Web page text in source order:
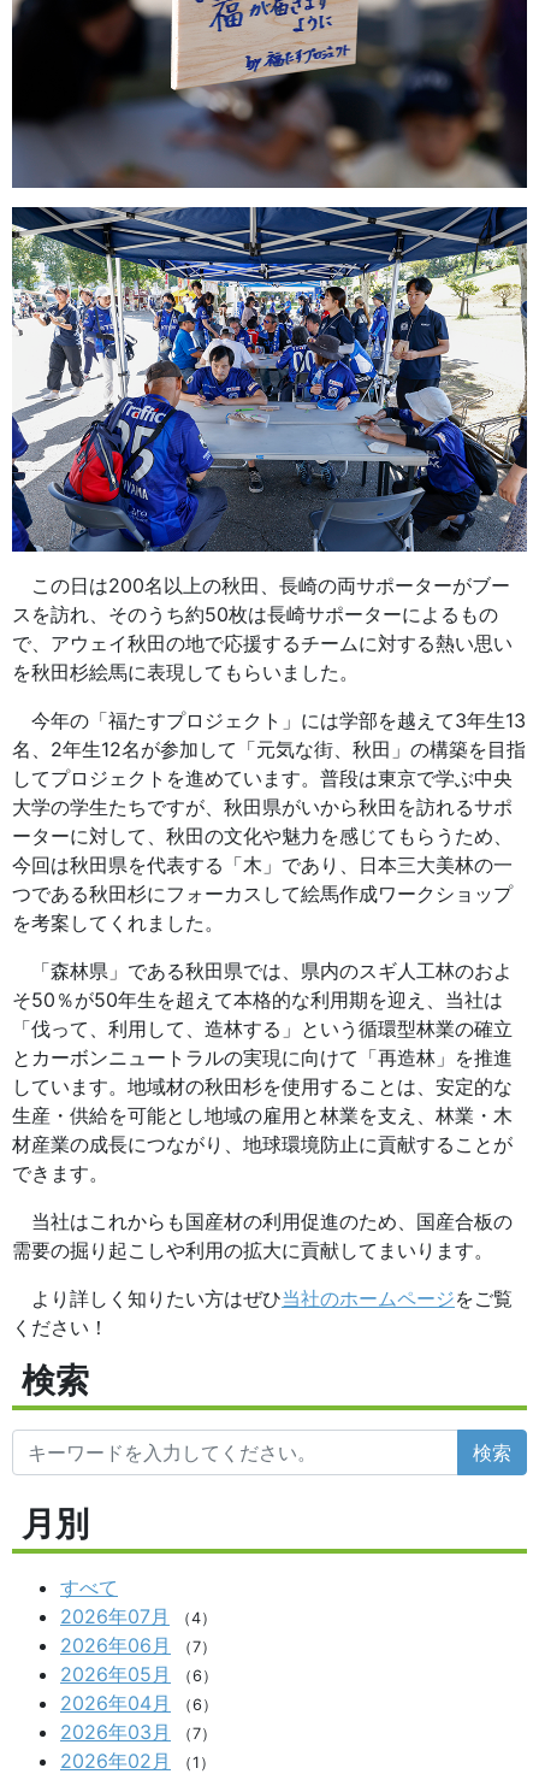
この日は200名以上の秋田、長崎の両サポーターがブー
スを訪れ、そのうち約50枚は長崎サポーターによるもの
で、アウェイ秋田の地で応援するチームに対する熱い思い
を秋田杉絵馬に表現してもらいました。
今年の「福たすプロジェクト」には学部を越えて3年生13
名、2年生12名が参加して「元気な街、秋田」の構築を目指
してプロジェクトを進めています。普段は東京で学ぶ中央
大学の学生たちですが、秋田県がいから秋田を訪れるサポ
ーターに対して、秋田の文化や魅力を感じてもらうため、
今回は秋田県を代表する「木」であり、日本三大美林の一
つである秋田杉にフォーカスして絵馬作成ワークショップ
を考案してくれました。
「森林県」である秋田県では、県内のスギ人工林のおよ
そ50％が50年生を超えて本格的な利用期を迎え、当社は
「伐って、利用して、造林する」という循環型林業の確立
とカーボンニュートラルの実現に向けて「再造林」を推進
しています。地域材の秋田杉を使用することは、安定的な
生産・供給を可能とし地域の雇用と林業を支え、林業・木
材産業の成長につながり、地球環境防止に貢献することが
できます。
当社はこれからも国産材の利用促進のため、国産合板の
需要の掘り起こしや利用の拡大に貢献してまいります。
より詳しく知りたい方はぜひ当社のホームページをご覧
ください！
検索
検索
月別
すべて
2026年07月
（4）
2026年06月 （7）
2026年05月 （6）
2026年04月 （6）
2026年03月 （7）
2026年02月 （1）